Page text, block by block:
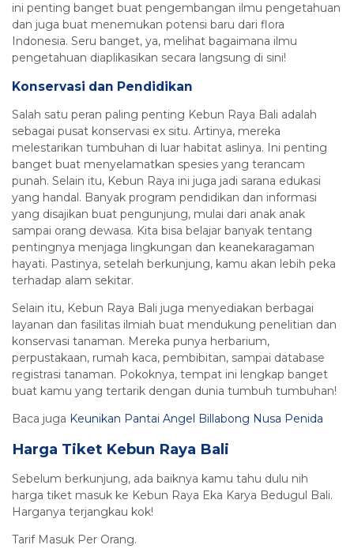
ini penting banget buat pengembangan ilmu pengetahuan
dan juga buat menemukan potensi baru dari flora
Indonesia. Seru banget, ya, melihat bagaimana ilmu
pengetahuan diaplikasikan secara langsung di sini!
Konservasi dan Pendidikan
Salah satu peran paling penting Kebun Raya Bali adalah
sebagai pusat konservasi ex situ. Artinya, mereka
melestarikan tumbuhan di luar habitat aslinya. Ini penting
banget buat menyelamatkan spesies yang terancam
punah. Selain itu, Kebun Raya ini juga jadi sarana edukasi
yang handal. Banyak program pendidikan dan informasi
yang disajikan buat pengunjung, mulai dari anak anak
sampai orang dewasa. Kita bisa belajar banyak tentang
pentingnya menjaga lingkungan dan keanekaragaman
hayati. Pastinya, setelah berkunjung, kamu akan lebih peka
terhadap alam sekitar.
Selain itu, Kebun Raya Bali juga menyediakan berbagai
layanan dan fasilitas ilmiah buat mendukung penelitian dan
konservasi tanaman. Mereka punya herbarium,
perpustakaan, rumah kaca, pembibitan, sampai database
registrasi tanaman. Pokoknya, tempat ini lengkap banget
buat kamu yang tertarik dengan dunia tumbuh tumbuhan!
Baca juga Keunikan Pantai Angel Billabong Nusa Penida
Harga Tiket Kebun Raya Bali
Sebelum berkunjung, ada baiknya kamu tahu dulu nih
harga tiket masuk ke Kebun Raya Eka Karya Bedugul Bali.
Harganya terjangkau kok!
Tarif Masuk Per Orang.